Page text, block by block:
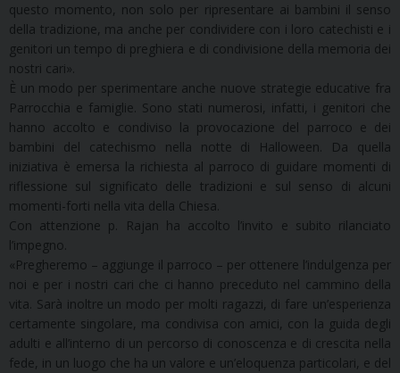
questo momento, non solo per ripresentare ai bambini il senso
della tradizione, ma anche per condividere con i loro catechisti e i
genitori un tempo di preghiera e di condivisione della memoria dei
nostri cari».
È un modo per sperimentare anche nuove strategie educative fra
Parrocchia e famiglie. Sono stati numerosi, infatti, i genitori che
hanno accolto e condiviso la provocazione del parroco e dei
bambini del catechismo nella notte di Halloween. Da quella
iniziativa è emersa la richiesta al parroco di guidare momenti di
riflessione sul significato delle tradizioni e sul senso di alcuni
momenti-forti nella vita della Chiesa.
Con attenzione p. Rajan ha accolto l’invito e subito rilanciato
l’impegno.
«Pregheremo – aggiunge il parroco – per ottenere l’indulgenza per
noi e per i nostri cari che ci hanno preceduto nel cammino della
vita. Sarà inoltre un modo per molti ragazzi, di fare un’esperienza
certamente singolare, ma condivisa con amici, con la guida degli
adulti e all’interno di un percorso di conoscenza e di crescita nella
fede, in un luogo che ha un valore e un’eloquenza particolari, e del